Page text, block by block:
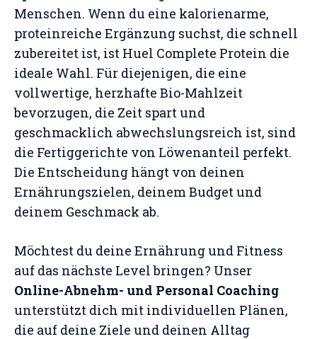
Menschen. Wenn du eine kalorienarme,
proteinreiche Ergänzung suchst, die schnell
zubereitet ist, ist Huel Complete Protein die
ideale Wahl. Für diejenigen, die eine
vollwertige, herzhafte Bio-Mahlzeit
bevorzugen, die Zeit spart und
geschmacklich abwechslungsreich ist, sind
die Fertiggerichte von Löwenanteil perfekt.
Die Entscheidung hängt von deinen
Ernährungszielen, deinem Budget und
deinem Geschmack ab.
Möchtest du deine Ernährung und Fitness
auf das nächste Level bringen? Unser
Online-Abnehm- und Personal Coaching
unterstützt dich mit individuellen Plänen,
die auf deine Ziele und deinen Alltag